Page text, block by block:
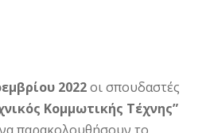
2022οι σπουδαστές
Κομμωτικής Τέχνης”